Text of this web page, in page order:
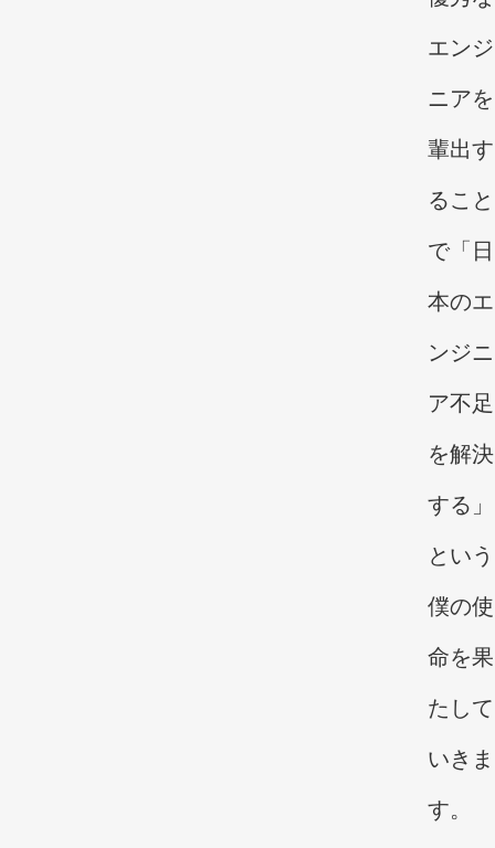
エンジ
ニアを
輩出す
ること
で「日
本のエ
ンジニ
ア不足
を解決
する」
という
僕の使
命を果
たして
いきま
す。